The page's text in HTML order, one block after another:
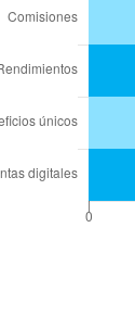
¿Te conviene?